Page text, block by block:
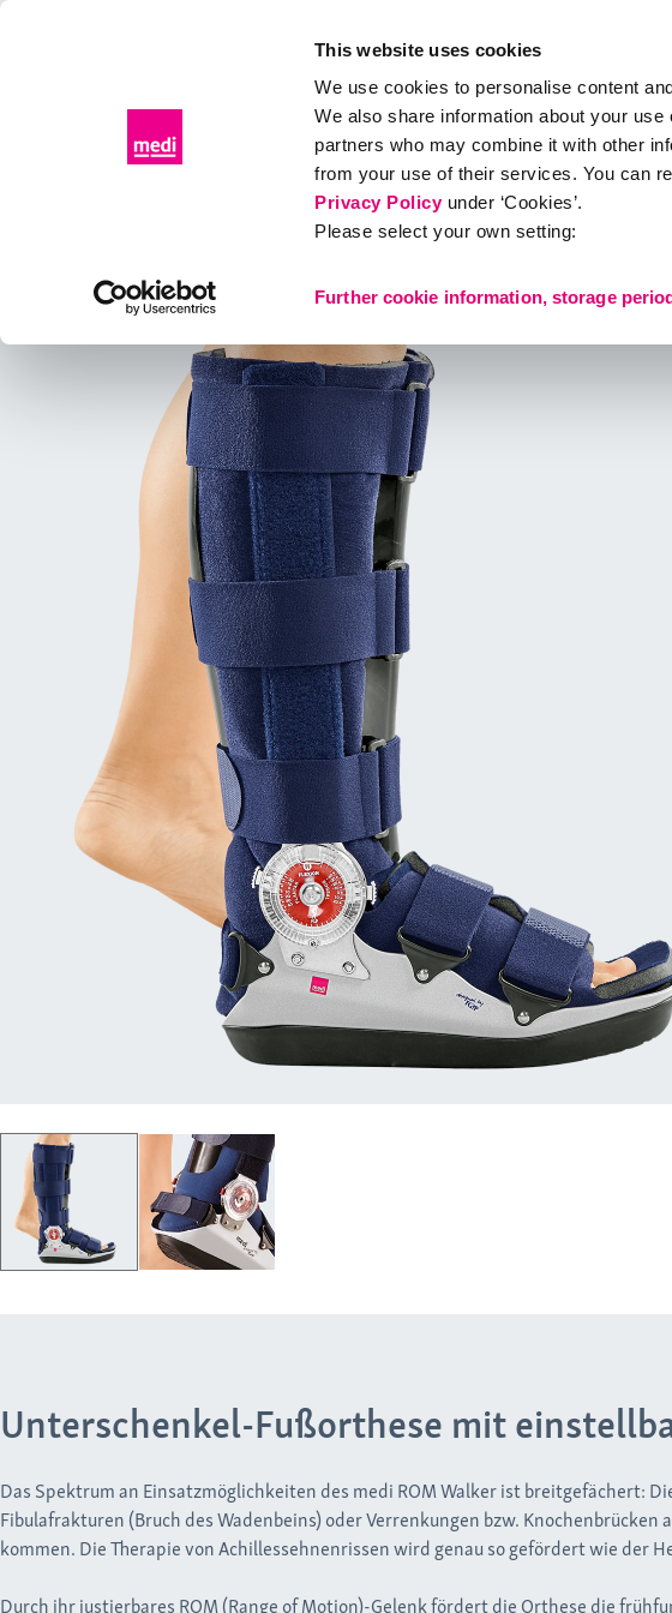
This website uses cookies
We use cookies to personalise content
We also share information about your
partners who may combine it with other
from your use of their services. You can
Privacy Policyunder ‘Cookies’.
Please select your own setting:
Further cookie information, storage
Diagnose & Therapie Gesundes Leben Kontakt
Unterschenkelfußorthesen medi ROM Walker
Unterschenkel-Fußorthese mit
Das Spektrum an Einsatzmöglichkeiten des medi ROM Walker ist breitgefächert:
Fibulafrakturen (Bruch des Wadenbeins) oder Verrenkungen bzw.
kommen. Die Therapie von Achillessehnenrissen wird genau so gefördert wie der
Durch ihr justierbares ROM (Range of Motion)-Gelenk fördert die Orthese die